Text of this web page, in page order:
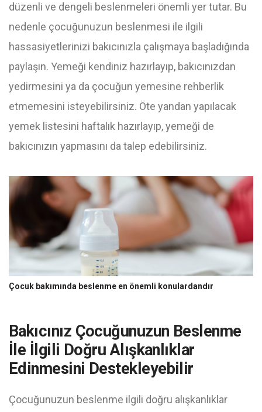
düzenli ve dengeli beslenmeleri önemli yer tutar. Bu
nedenle çocuğunuzun beslenmesi ile ilgili
hassasiyetlerinizi bakıcınızla çalışmaya başladığında
paylaşın. Yemeği kendiniz hazırlayıp, bakıcınızdan
yedirmesini ya da çocuğun yemesine rehberlik
etmemesini isteyebilirsiniz. Öte yandan yapılacak
yemek listesini haftalık hazırlayıp, yemeği de
bakıcınızın yapmasını da talep edebilirsiniz.
Çocuk bakımında beslenme en önemli konulardandır
Bakıcınız Çocuğunuzun Beslenme
İle İlgili Doğru Alışkanlıklar
Edinmesini Destekleyebilir
Çocuğunuzun beslenme ilgili doğru alışkanlıklar